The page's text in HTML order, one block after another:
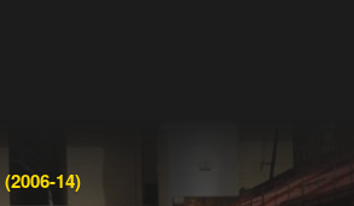
(2006-14)